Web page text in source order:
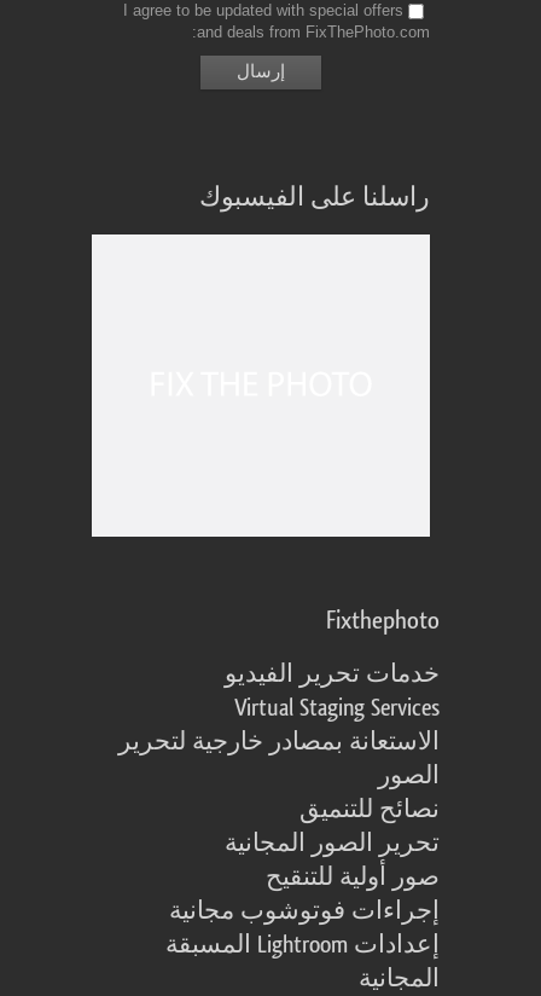
I agree to be updated with special offers
and deals from FixThePhoto.com
راسلنا على الفيسبوك
Fixthephoto
خدمات تحرير الفيديو
Virtual Staging Services
الاستعانة بمصادر خارجية لتحرير
الصور
نصائح للتنميق
تحرير الصور المجانية
صور أولية للتنقيح
إجراءات فوتوشوب مجانية
إعدادات Lightroom المسبقة
المجانية